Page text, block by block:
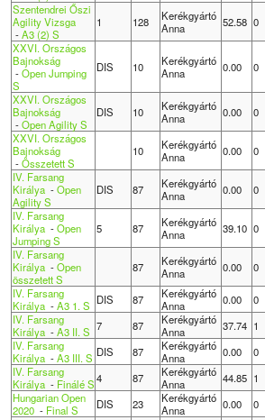
Szentendrei Őszi
Agility Vizsga
-A3 (2) S
1 128
Kerékgyártó
Anna
52.58 0
XXVI. Országos
Bajnokság
-Open Jumping
S
DIS 10
Kerékgyártó
Anna
0.00 0
XXVI. Országos
Bajnokság
-Open Agility S
DIS 10
Kerékgyártó
Anna
0.00 0
XXVI. Országos
Bajnokság
-Összetett S
10
Kerékgyártó
Anna
0.00 0
IV. Farsang
Királya-Open
Agility S
DIS 87
Kerékgyártó
Anna
0.00 0
IV. Farsang
Királya-Open
Jumping S
5 87
Kerékgyártó
Anna
39.10 0
IV. Farsang
Királya-Open
összetett S
87
Kerékgyártó
Anna
0.00 0
IV. Farsang
Királya-A3 1. S DIS 87
Kerékgyártó
Anna
0.00 0
IV. Farsang
Királya-A3 II. S 7 87
Kerékgyártó
Anna
37.74 1
IV. Farsang
Királya-A3 III. S DIS 87
Kerékgyártó
Anna
0.00 0
IV. Farsang
Királya- Finálé S4 87
Kerékgyártó
Anna
44.85 1
Hungarian Open
2020- Final S DIS 23
Kerékgyártó
Anna
0.00 0